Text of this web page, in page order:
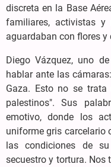
discreta en la Base
familiares, activistas y
aguardaban con flores
Diego Vázquez, uno
hablar ante las
Gaza. Esto no se
palestinos". Sus
emotivo, donde los
uniforme gris carcelario
las condiciones de
secuestro y tortura. Nos